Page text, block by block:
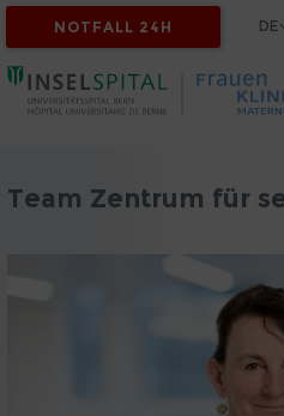
NOTFALL 24H DE
Team Zentrum für